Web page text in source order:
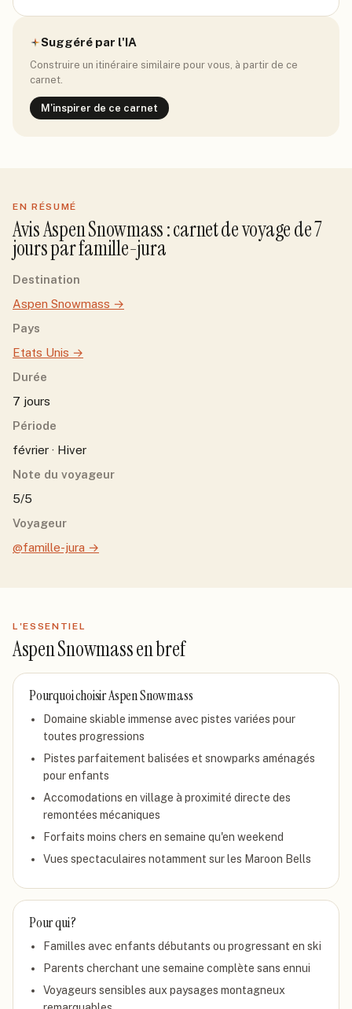
Suggéré par l'IA
Construire un itinéraire similaire pour vous, à partir de ce
carnet.
M'inspirer de ce carnet
EN RÉSUMÉ
AvisAspen Snowmass: carnet de voyage de7
joursparfamille-jura
Destination
Aspen Snowmass →
Pays
Etats Unis →
Durée
7 jours
Période
février · Hiver
Note du voyageur
5/5
Voyageur
@famille-jura →
L'ESSENTIEL
Aspen Snowmassen bref
Pourquoi choisirAspen Snowmass
Domaine skiable immense avec pistes variées pour
toutes progressions
Pistes parfaitement balisées et snowparks aménagés
pour enfants
Accomodations en village à proximité directe des
remontées mécaniques
Forfaits moins chers en semaine qu'en weekend
Vues spectaculaires notamment sur les Maroon Bells
Pour qui ?
Familles avec enfants débutants ou progressant en ski
Parents cherchant une semaine complète sans ennui
Voyageurs sensibles aux paysages montagneux